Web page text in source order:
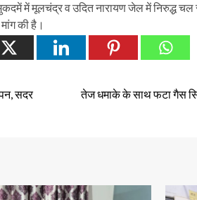
में मूलचंद्र व उदित नारायण जेल में निरुद्ध चल
की है।
सदर
तेज धमाके के साथ फटा गैस